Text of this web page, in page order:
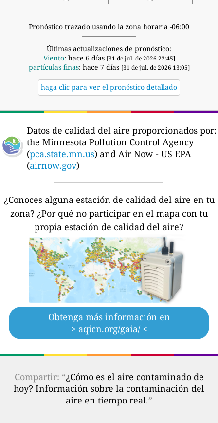
Pronóstico trazado usando la zona horaria -06:00
Últimas actualizaciones de pronóstico:
Viento: hace 6 días [31 de jul. de 2026 22:45]
partículas finas: hace 7 días [31 de jul. de 2026 13:05]
haga clic para ver el pronóstico detallado
Datos de calidad del aire proporcionados por:
the Minnesota Pollution Control Agency
(pca.state.mn.us) and Air Now - US EPA
(airnow.gov)
¿Conoces alguna estación de calidad del aire en tu
zona? ¿Por qué no participar en el mapa con tu
propia estación de calidad del aire?
Obtenga más información en
> aqicn.org/gaia/ <
Compartir: “¿Cómo es el aire contaminado de
hoy? Información sobre la contaminación del
aire en tiempo real.”